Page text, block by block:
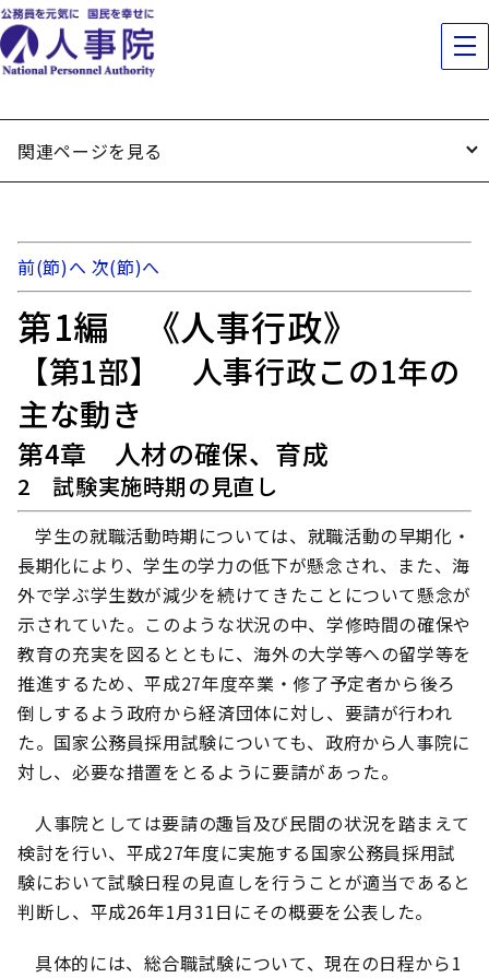
関連ページを見る
前(節)へ 次(節)へ
第1編 《人事行政》
【第1部】 人事行政この1年の
主な動き
第4章 人材の確保、育成
2 試験実施時期の見直し
学生の就職活動時期については、就職活動の早期化・
長期化により、学生の学力の低下が懸念され、また、海
外で学ぶ学生数が減少を続けてきたことについて懸念が
示されていた。このような状況の中、学修時間の確保や
教育の充実を図るとともに、海外の大学等への留学等を
推進するため、平成27年度卒業・修了予定者から後ろ
倒しするよう政府から経済団体に対し、要請が行われ
た。国家公務員採用試験についても、政府から人事院に
対し、必要な措置をとるように要請があった。
人事院としては要請の趣旨及び民間の状況を踏まえて
検討を行い、平成27年度に実施する国家公務員採用試
験において試験日程の見直しを行うことが適当であると
判断し、平成26年1月31日にその概要を公表した。
具体的には、総合職試験について、現在の日程から1